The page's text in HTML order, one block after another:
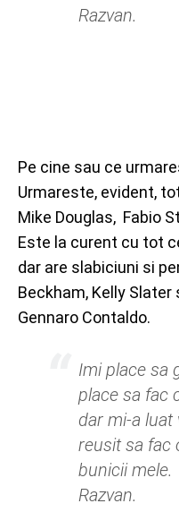
Razvan.
Pe cine sau ce
Urmareste, evident,
Mike Douglas, Fabio
Este la curent cu tot
dar are slabiciuni si
Beckham, Kelly
Gennaro Contaldo.
Imi place sa
place sa fac
dar mi-a luat
reusit sa fac
bunicii mele.
Razvan.